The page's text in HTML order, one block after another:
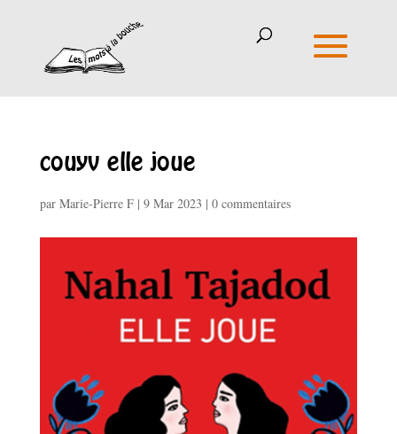
couyv elle joue
par Marie-Pierre F| 9 Mar 2023 | 0 commentaires